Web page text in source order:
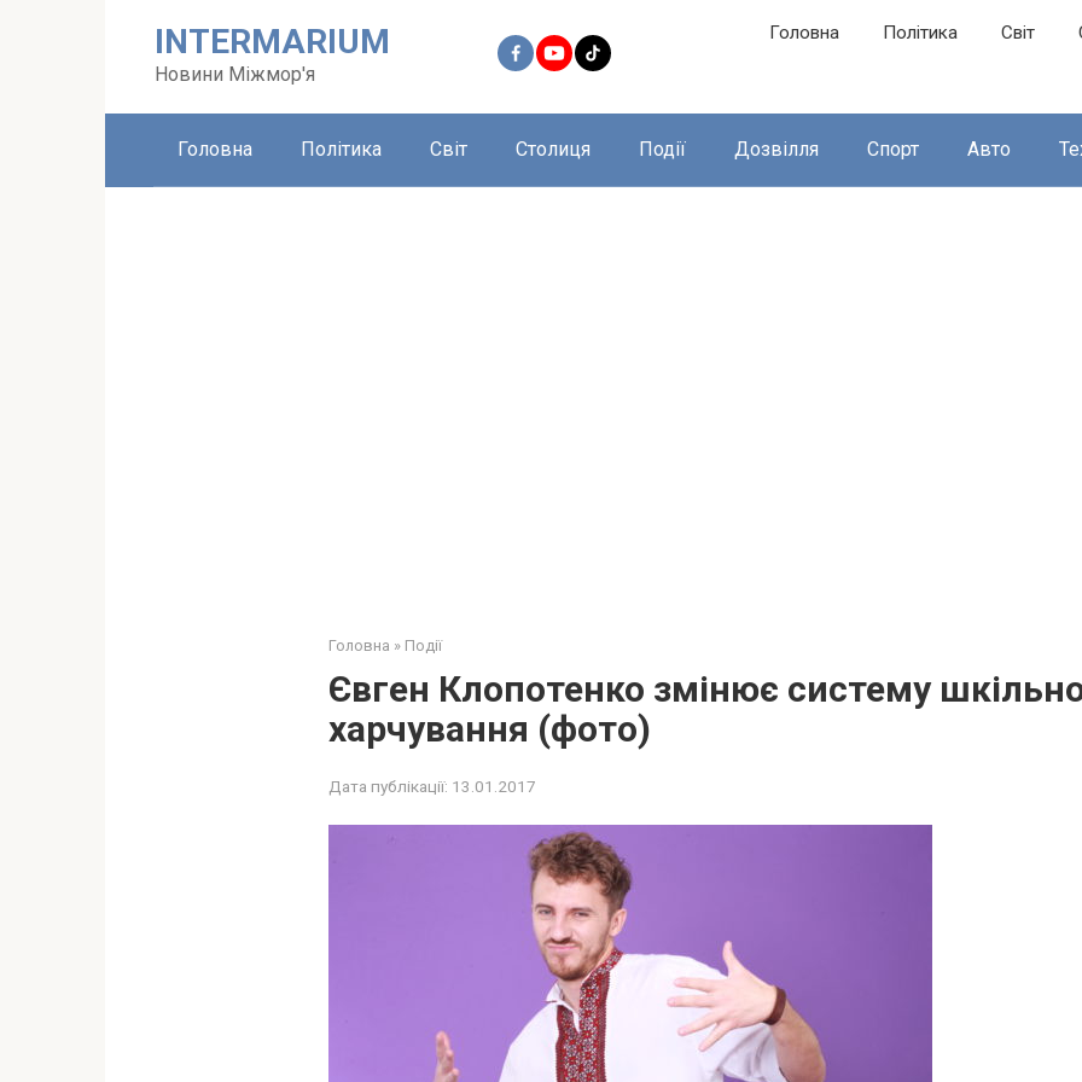
INTERMARIUM
Новини Міжмор'я
Головна Політика Світ
Головна Політика Світ Столиця Події Дозвілля Спорт Авто
Головна » Події
Євген Клопотенко змінює систему
харчування (фото)
Дата публікації: 13.01.2017